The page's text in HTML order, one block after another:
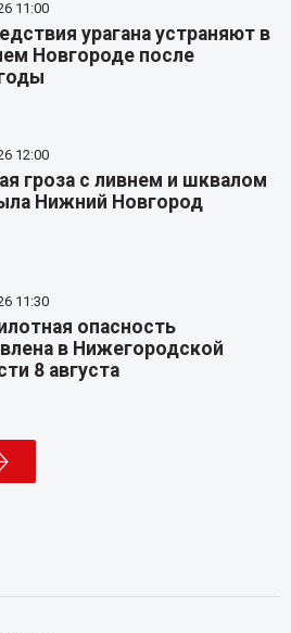
11:00
урагана устраняют в
Новгороде после
12:00
гроза с ливнем и шквалом
Нижний Новгород
11:30
опасность
в Нижегородской
8 августа